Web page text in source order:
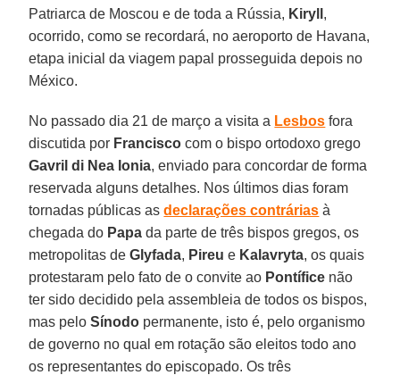
Patriarca de Moscou e de toda a Rússia, Kiryll ,
ocorrido, como se recordará, no aeroporto de Havana,
etapa inicial da viagem papal prosseguida depois no
México.
No passado dia 21 de março a visita a Lesbos fora
discutida por Francisco com o bispo ortodoxo grego
Gavril di Nea Ionia, enviado para concordar de forma
reservada alguns detalhes. Nos últimos dias foram
tornadas públicas asdeclarações contrárias à
chegada do Papa da parte de três bispos gregos, os
metropolitas deGlyfada, Pireu e Kalavryta, os quais
protestaram pelo fato de o convite ao Pontífice não
ter sido decidido pela assembleia de todos os bispos,
mas peloSínodo permanente, isto é, pelo organismo
de governo no qual em rotação são eleitos todo ano
os representantes do episcopado. Os três